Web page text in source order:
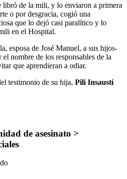
libró de la mili, y lo enviaron a primera
o por desgracia, cogió una
que lo dejó casi paralítico y lo
en el Hospital.
esposa de José Manuel, a sus hijos-
nombre de los responsables de la
que aprendieran a odiar.
testimonio de su hija, Pili Insausti
de asesinato >